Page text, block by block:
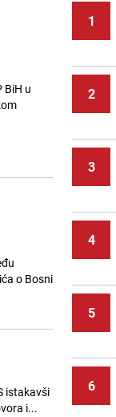
BiH u
o Bosni
istakavši
i...
12
13
14
15
1
2
3
4
5
6